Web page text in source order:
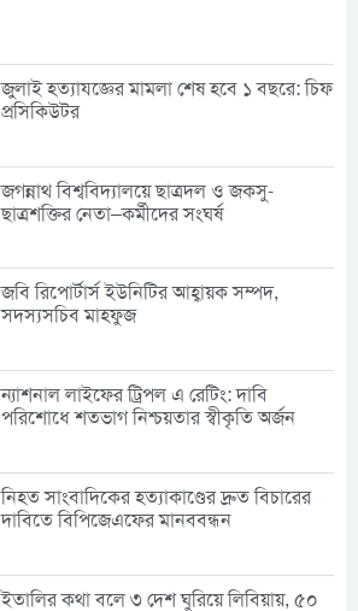
জুলাই হত্যাযজ্ঞের মামলা শেষ হবে ১ বছরে: চিফ
প্রসিকিউটর
জগন্নাথ বিশ্ববিদ্যালয়ে ছাত্রদল ও জকসু-
ছাত্রশক্তির নেতা–কর্মীদের সংঘর্ষ
জবি রিপোর্টার্স ইউনিটির আহ্বায়ক সম্পদ,
সদস্যসচিব মাহফুজ
ন্যাশনাল লাইফের ট্রিপল এ রেটিং: দাবি
পরিশোধে শতভাগ নিশ্চয়তার স্বীকৃতি অর্জন
নিহত সাংবাদিকের হত্যাকাণ্ডের দ্রুত বিচারের
দাবিতে বিপিজেএফের মানববন্ধন
ইতালির কথা বলে ৩ দেশ ঘুরিয়ে লিবিয়ায়, ৫০